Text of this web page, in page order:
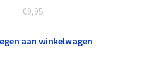
€9,95
aan winkelwagen